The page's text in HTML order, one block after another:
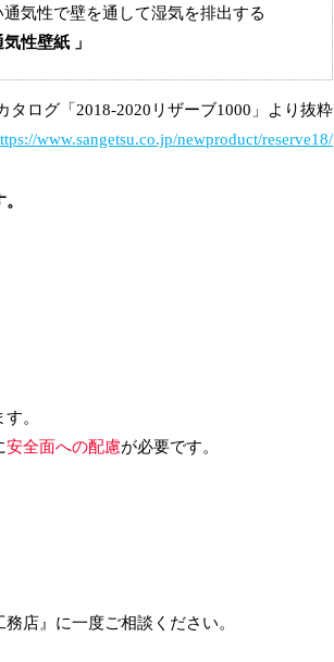
通気性で壁を通して湿気を排出する
気性壁紙 」
タログ「2018-2020リザーブ1000」より抜粋
www.sangetsu.co.jp/newproduct/reserve18/
。
安全⾯への配慮が必要です。
店』に⼀度ご相談ください。